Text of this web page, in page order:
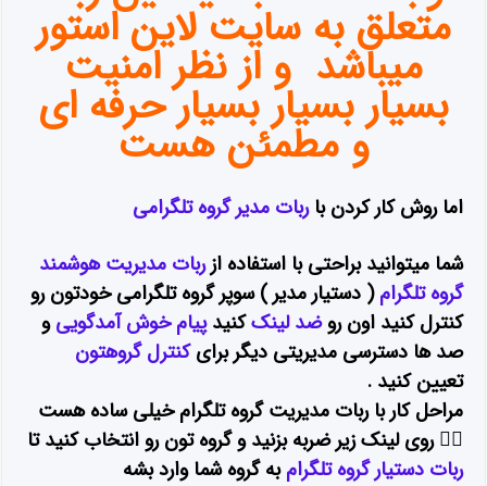
متعلق به سایتلاین استور
میباشد و از نظر امنیت
بسیار بسیار بسیار حرفه ای
و مطمئن هست
اما روش کار کردن باربات مدیر گروه تلگرامی
شما میتوانید براحتی با استفاده ازربات مدیریت هوشمند
گروه تلگرام( دستیار مدیر ) سوپر گروه تلگرامی خودتون رو
کنترل کنید اون روضد لینککنیدپیام خوش آمدگوییو
صد ها دسترسی مدیریتی دیگر برایکنترل گروهتون
تعیین کنید .
مراحل کار با ربات مدیریت گروه تلگرام خیلی ساده هست
۱⃣ روی لینک زیر ضربه بزنید و گروه تون رو انتخاب کنید تا
ربات دستیار گروه تلگرامبه گروه شما وارد بشه